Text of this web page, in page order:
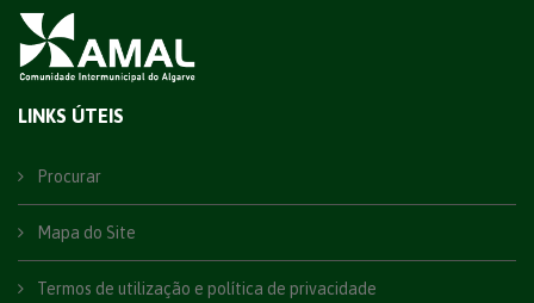
LINKS ÚTEIS
Procurar
Mapa do Site
Termos de utilização e política de privacidade